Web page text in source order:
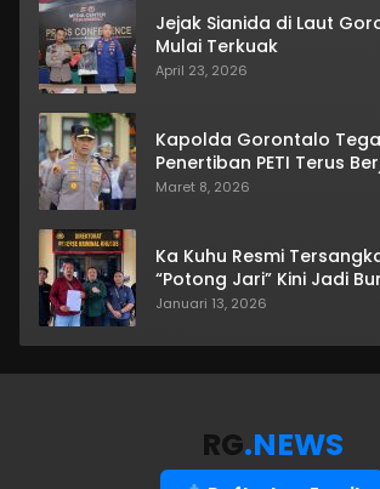
Jejak Sianida di Laut
Mulai Terkuak
April 23, 2026
Kapolda Gorontalo
Penertiban PETI Terus
Maret 8, 2026
Ka Kuhu Resmi
“Potong Jari” Kini Jadi
Januari 13, 2026
RG.NEWS